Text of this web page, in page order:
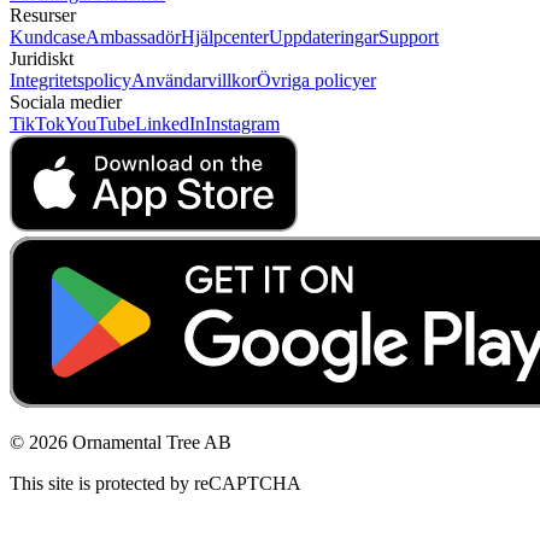
Resurser
KundcaseAmbassadörHjälpcenterUppdateringarSupport
Juridiskt
IntegritetspolicyAnvändarvillkorÖvriga policyer
Sociala medier
TikTokYouTubeLinkedInInstagram
© 2026 Ornamental Tree AB
This site is protected by reCAPTCHA